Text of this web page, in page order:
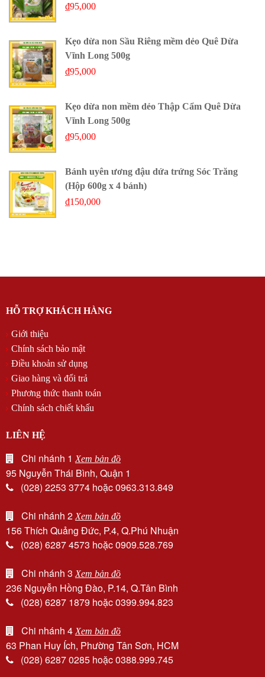
₫95,000
Kẹo dừa non Sầu Riêng mềm dẻo Quê Dừa
Vĩnh Long 500g
₫95,000
Kẹo dừa non mềm dẻo Thập Cẩm Quê Dừa
Vĩnh Long 500g
₫95,000
Bánh uyên ương đậu dứa trứng Sóc Trăng
(Hộp 600g x 4 bánh)
₫150,000
HỖ TRỢ KHÁCH HÀNG
Giới thiệu
Chính sách bảo mật
Điều khoản sử dụng
Giao hàng và đổi trả
Phương thức thanh toán
Chính sách chiết khấu
LIÊN HỆ
Chi nhánh 1Xem bản đồ
95 Nguyễn Thái Bình, Quận 1
(028) 2253 3774 hoặc 0963.313.849
Chi nhánh 2Xem bản đồ
156 Thích Quảng Đức, P.4, Q.Phú Nhuận
(028) 6287 4573 hoặc 0909.528.769
Chi nhánh 3Xem bản đồ
236 Nguyễn Hồng Đào, P.14, Q.Tân Bình
(028) 6287 1879 hoặc 0399.994.823
Chi nhánh 4Xem bản đồ
63 Phan Huy Ích, Phường Tân Sơn, HCM
(028) 6287 0285 hoặc 0388.999.745